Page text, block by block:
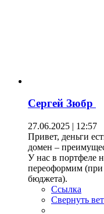
Сергей Зюбр
27.06.2025 | 12:57
Привет, деньги
домен –
У нас в портфеле
переоформим (при
бюджета).
Ссылка
Свернуть